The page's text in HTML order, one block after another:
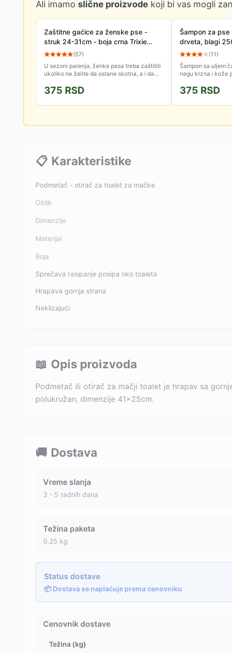
Ali imamo slične proizvode koji bi vas mogli
Zaštitne gaćice za ženske pse -
struk 24-31cm - boja crna Trixie
23491
(57)
U sezoni parenja, ženke pasa treba zaštititi
ukoliko ne želite da ostane skotna, a i da
gaćice su rešenje za...
375 RSD
Šampon za pse
drveta, blagi
(11)
Šampon sa uljem
negu krzna i kože
250ml.
375 RSD
📋 Karakteristike
Podmetač - otirač za toalet za mačke
Oblik
Dimenzije
Materijal
Boja
Sprečava rasipanje posipa oko toaleta
Hrapava gornja strana
Neklizajući
📖 Opis proizvoda
Podmetač ili otirač za mačji toalet je hrapav sa
polukružan, dimenzije 41x25cm.
🚚 Dostava
Vreme slanja
3 - 5 radnih dana
Težina paketa
0.25 kg
Status dostave
📦 Dostava se naplaćuje prema cenovniku
Cenovnik dostave
Težina (kg)